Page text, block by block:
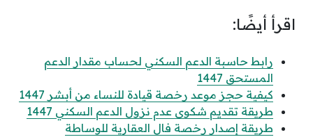
اقرأ أيضًا:
رابط حاسبة الدعم السكني لحساب مقدار الدعم
المستحق 1447
كيفية حجز موعد رخصة قيادة للنساء من أبشر 1447
طريقة تقديم شكوى عدم نزول الدعم السكني 1447
طريقة إصدار رخصة فال العقارية للوساطة